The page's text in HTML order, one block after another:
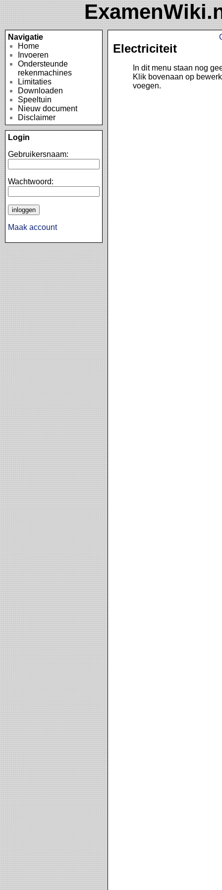
Navigatie
Home
Invoeren
Ondersteunde
rekenmachines
Limitaties
Downloaden
Speeltuin
Nieuw document
Disclaimer
Login
Gebruikersnaam:
Wachtwoord:
Maak account
Electriciteit
In dit menu staan nog
Klik bovenaan op
voegen.